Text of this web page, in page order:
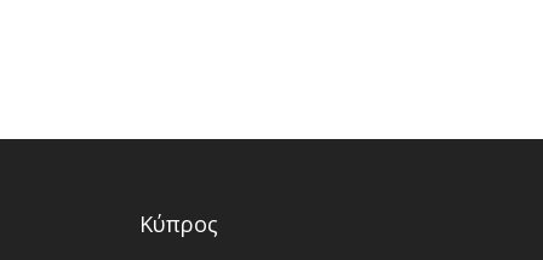
Κύπρος